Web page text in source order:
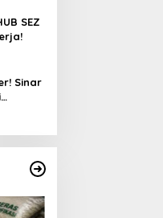
SEZ
Sinar